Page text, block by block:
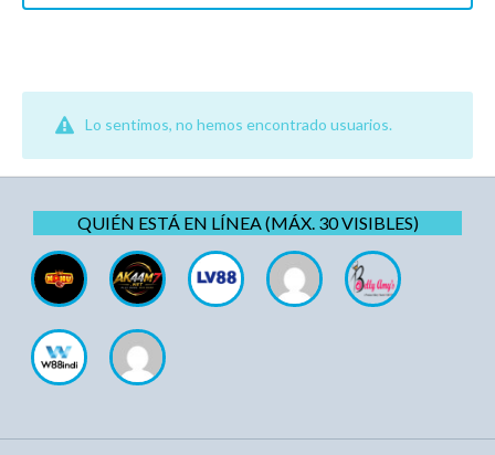
Lo sentimos, no hemos encontrado usuarios.
QUIÉN ESTÁ EN LÍNEA (MÁX. 30 VISIBLES)